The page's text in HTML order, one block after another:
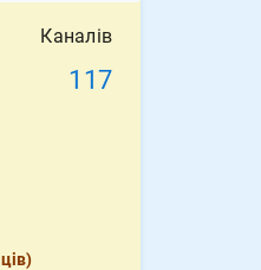
Каналів
117
)